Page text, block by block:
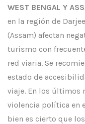
WEST BENGAL Y
en la región de
(Assam) afectan
turismo con
red viaria. Se
estado de
viaje. En los últimos
violencia política en
bien es cierto que